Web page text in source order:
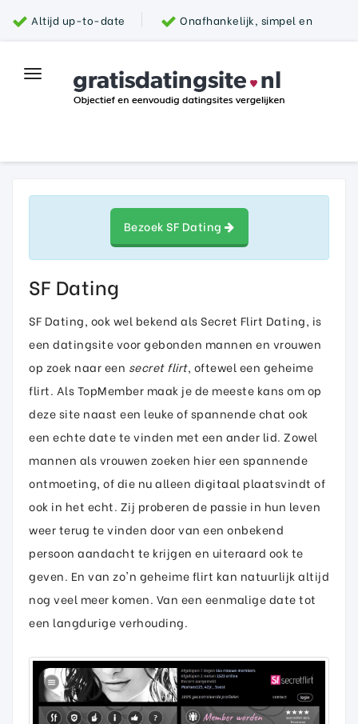
Altijd up-to-date Onafhankelijk, simpel en
Top datingsite
Parship
Toggle
navigation
Bezoek SF Dating
SF Dating
SF Dating, ook wel bekend als Secret Flirt Dating, is
een datingsite voor gebonden mannen en vrouwen
op zoek naar een secret flirt, oftewel een geheime
flirt. Als TopMember maak je de meeste kans om op
deze site naast een leuke of spannende chat ook
een echte date te vinden met een ander lid. Zowel
mannen als vrouwen zoeken hier een spannende
ontmoeting, of die nu alleen digitaal plaatsvindt of
ook in het echt. Zij proberen de passie in hun leven
weer terug te vinden door van een onbekend
persoon aandacht te krijgen en uiteraard ook te
geven. En van zo'n geheime flirt kan natuurlijk altijd
nog veel meer komen. Van een eenmalige date tot
een langdurige verhouding.